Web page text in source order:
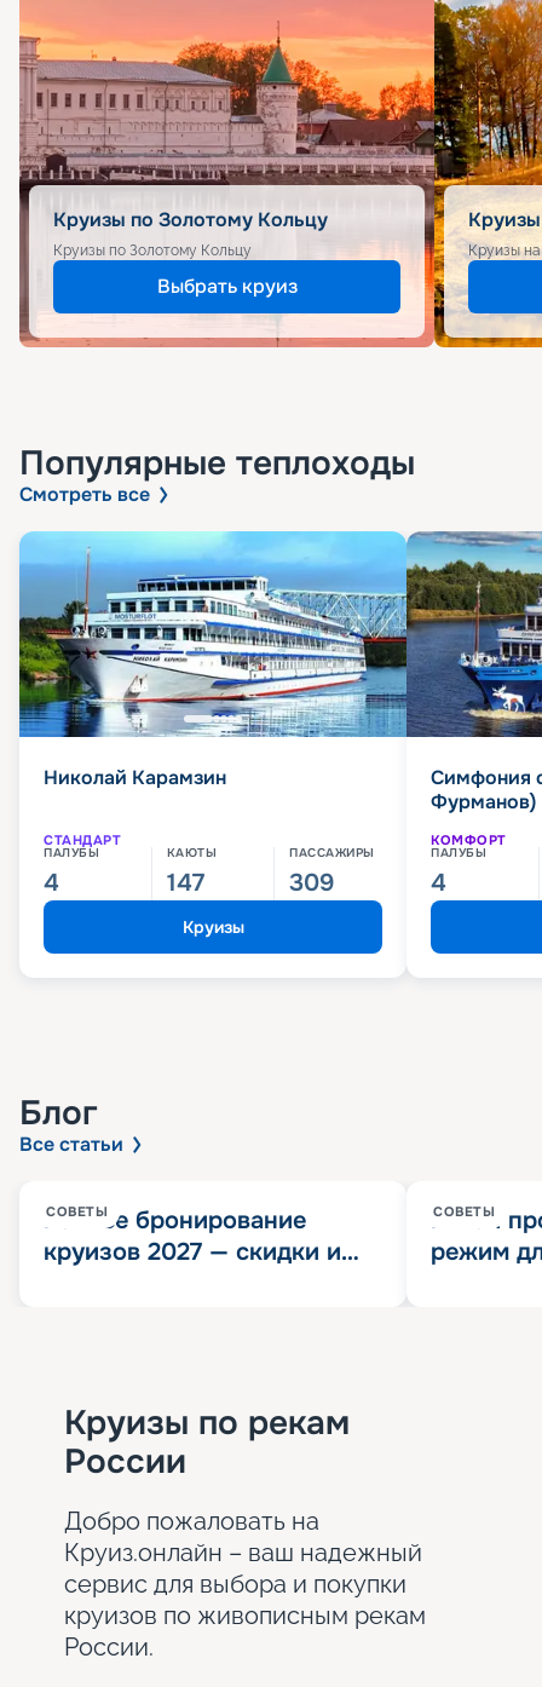
Круизы по Золотому Кольцу
Круизы по Золотому Кольцу
Выбрать круиз
Круизы
Популярные теплоходы
Смотреть все
Николай Карамзин
СТАНДАРТ
ПАЛУБЫ
4
КАЮТЫ
147
ПАССАЖИРЫ
309
Круизы
Симфония
Фурманов)
КОМФОРТ
ПАЛУБЫ
4
Блог
Все статьи
СОВЕТЫ
Раннее бронирование
круизов 2027 — скидки и
СОВЕТЫ
Китай
режим
Круизы по рекам
России
Добро пожаловать на
Круиз.онлайн – ваш надежный
сервис для выбора и покупки
круизов по живописным рекам
России.